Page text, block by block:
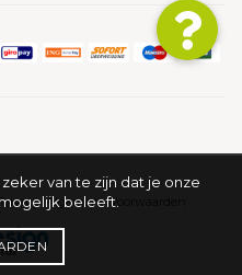
Privacy Algemene Voorwaarden
van te zijn dat je onze
beleeft.